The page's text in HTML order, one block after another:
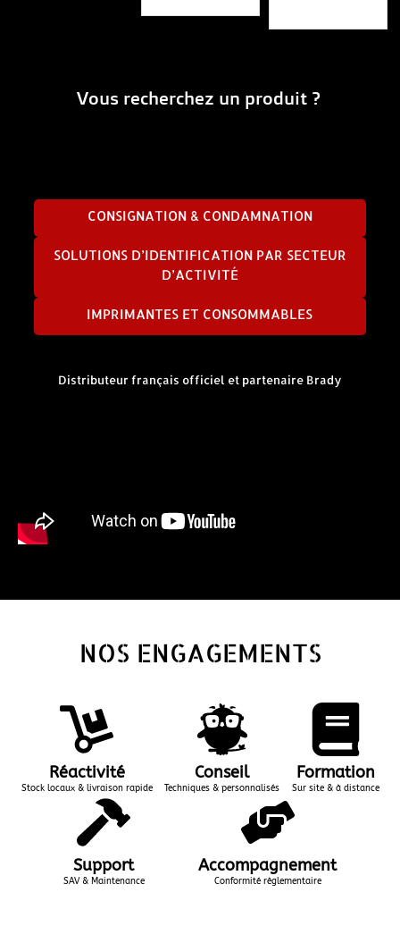
Vous recherchez un produit ?
CONSIGNATION & CONDAMNATION
SOLUTIONS D’IDENTIFICATION PAR SECTEUR
D’ACTIVITÉ
IMPRIMANTES ET CONSOMMABLES
Distributeur français officiel et partenaire Brady
NOS ENGAGEMENTS
Réactivité
Stock locaux & livraison rapide
Conseil
Techniques & personnalisés
Formation
Sur site & à distance
Support
SAV & Maintenance
Accompagnement
Conformité règlementaire